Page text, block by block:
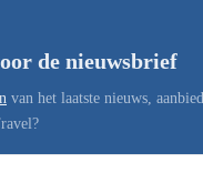
de nieuwsbrief
van het laatste nieuws,